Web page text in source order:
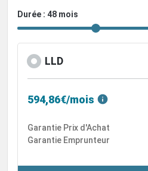
Durée : 48 mois
LLD
594,86€/mois
Garantie Prix d'Achat
Garantie Emprunteur